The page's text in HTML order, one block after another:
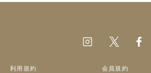
利用規約 会員規約